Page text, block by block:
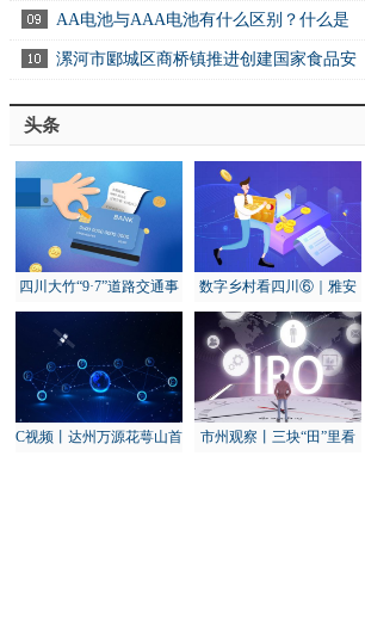
其余14城全部下滑
？-世界报资讯
报
AA电池与AAA电池有什么区别？什么是
AA电池？ 快资讯
漯河市郾城区商桥镇推进创建国家食品安
头条
四川大竹“9·7”道路交通事
故：初步调查为货车下坡
转弯失控发生侧翻导致
数字乡村看四川⑥｜雅安
天全：打造“智慧渔场” 建
设数字渔业基地
C视频丨达州万源花萼山首
市州观察丨三块“田”里看